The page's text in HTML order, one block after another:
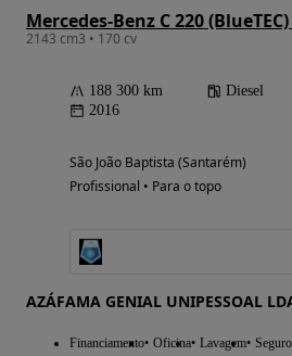
2143 cm3 • 170 cv
188 300 km Diesel
2016
São João Baptista (Santarém)
Profissional • Para o topo
AZÁFAMA GENIAL UNIPESSOAL
Financiamento Oficina Lavagem